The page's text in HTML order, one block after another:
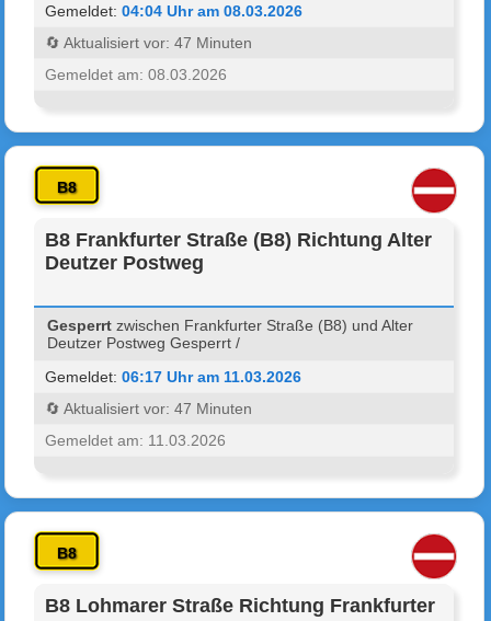
Gemeldet:04:04 Uhr am 08.03.2026
🔄 Aktualisiert vor: 47 Minuten
Gemeldet am: 08.03.2026
B8
B8 Frankfurter Straße (B8) Richtung Alter
Deutzer Postweg
Gesperrt zwischen Frankfurter Straße (B8) und Alter
Deutzer Postweg Gesperrt /
Gemeldet:06:17 Uhr am 11.03.2026
🔄 Aktualisiert vor: 47 Minuten
Gemeldet am: 11.03.2026
B8
B8 Lohmarer Straße Richtung Frankfurter